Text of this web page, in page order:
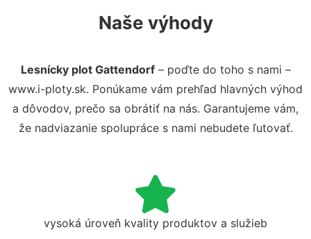
Naše výhody
Lesnícky plot Gattendorf– poďte do toho s nami –
www.i-ploty.sk. Ponúkame vám prehľad hlavných výhod
a dôvodov, prečo sa obrátiť na nás. Garantujeme vám,
že nadviazanie spolupráce s nami nebudete ľutovať.
vysoká úroveň kvality produktov a služieb